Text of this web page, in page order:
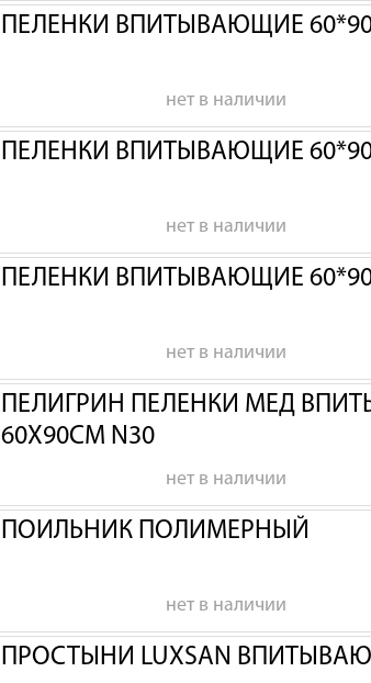
ПЕЛЕНКИ ВПИТЫВАЮЩИЕ
нет в наличии
ПЕЛЕНКИ ВПИТЫВАЮЩИЕ
нет в наличии
ПЕЛЕНКИ ВПИТЫВАЮЩИЕ
нет в наличии
ПЕЛИГРИН ПЕЛЕНКИ МЕД
60Х90СМ N30
нет в наличии
ПОИЛЬНИК ПОЛИМЕРНЫЙ
нет в наличии
ПРОСТЫНИ LUXSAN